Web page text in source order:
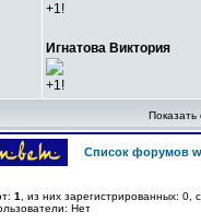
+1!
Игнатова Виктория
+1!
Список форумов
1
, из них зарегистрированных: 0,
Нет